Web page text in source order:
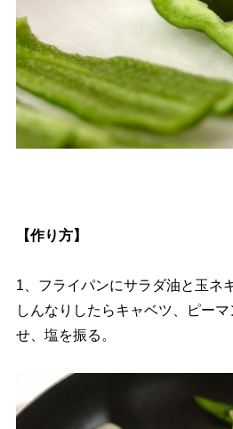
【作り方】
1、フライパンにサラダ油と玉ネ
しんなりしたらキャベツ、ピー
せ、塩を振る。